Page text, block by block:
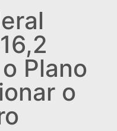
Plano
o